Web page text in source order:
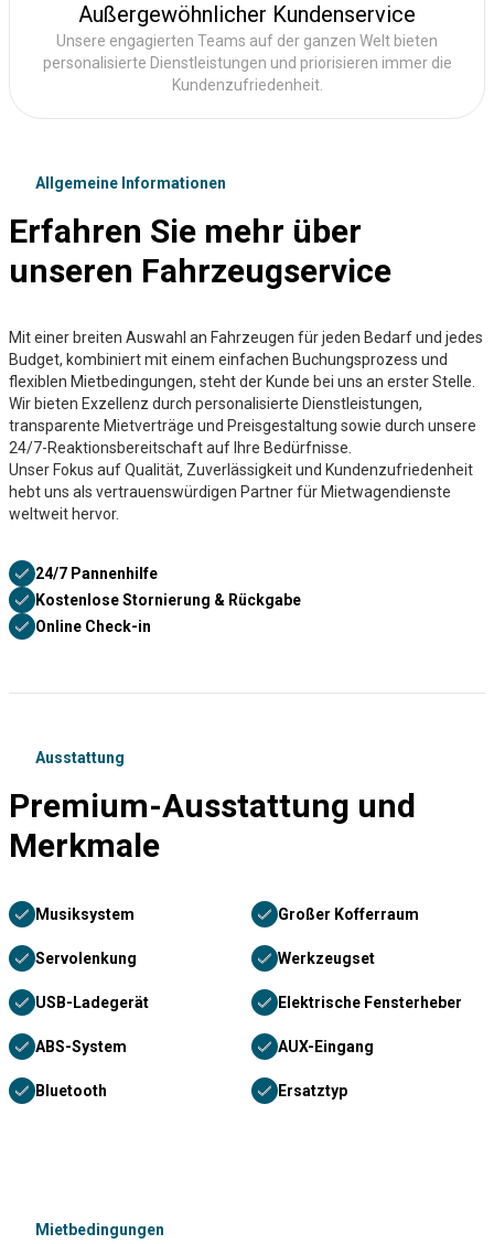
Außergewöhnlicher Kundenservice
Unsere engagierten Teams auf der ganzen Welt bieten
personalisierte Dienstleistungen und priorisieren immer die
Kundenzufriedenheit.
Allgemeine Informationen
Erfahren Sie mehr über
unseren Fahrzeugservice
Mit einer breiten Auswahl an Fahrzeugen für jeden Bedarf und jedes
Budget, kombiniert mit einem einfachen Buchungsprozess und
flexiblen Mietbedingungen, steht der Kunde bei uns an erster Stelle.
Wir bieten Exzellenz durch personalisierte Dienstleistungen,
transparente Mietverträge und Preisgestaltung sowie durch unsere
24/7-Reaktionsbereitschaft auf Ihre Bedürfnisse.
Unser Fokus auf Qualität, Zuverlässigkeit und Kundenzufriedenheit
hebt uns als vertrauenswürdigen Partner für Mietwagendienste
weltweit hervor.
24/7 Pannenhilfe
Kostenlose Stornierung & Rückgabe
Online Check-in
Ausstattung
Premium-Ausstattung und
Merkmale
Musiksystem Großer Kofferraum
Servolenkung Werkzeugset
USB-Ladegerät Elektrische Fensterheber
ABS-System AUX-Eingang
Bluetooth Ersatztyp
Mietbedingungen